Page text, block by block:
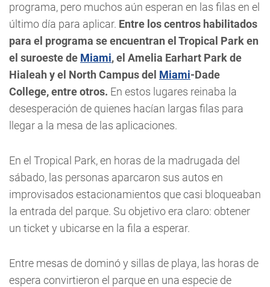
programa, pero muchos aún esperan en las filas en el
último día para aplicar. Entre los centros habilitados
para el programa se encuentran el Tropical Park en
el suroeste de Miami, el Amelia Earhart Park de
Hialeah y el North Campus del Miami-Dade
College, entre otros. En estos lugares reinaba la
desesperación de quienes hacían largas filas para
llegar a la mesa de las aplicaciones.
En el Tropical Park, en horas de la madrugada del
sábado, las personas aparcaron sus autos en
improvisados estacionamientos que casi bloqueaban
la entrada del parque. Su objetivo era claro: obtener
un ticket y ubicarse en la fila a esperar.
Entre mesas de dominó y sillas de playa, las horas de
espera convirtieron el parque en una especie de